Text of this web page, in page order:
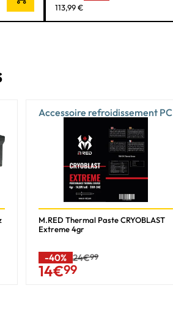
113,99 €
Accessoire refroidissement PC
M.RED Thermal Paste CRYOBLAST
Extreme 4gr
-40% 24€99
14€99